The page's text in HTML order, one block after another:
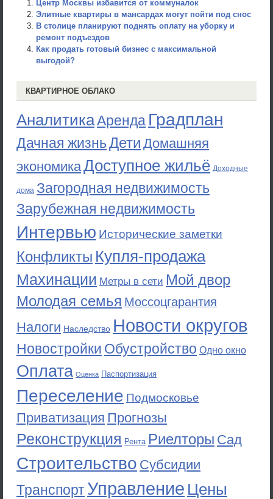
Центр Москвы избавится от коммуналок
Элитные квартиры в мансардах могут пойти под снос
В столице планируют поднять оплату на уборку и
ремонт подъездов
Как продать готовый бизнес с максимальной
выгодой?
КВАРТИРНОЕ ОБЛАКО
АналитикаАренда Градплан
Дачная жизньДети Домашняя
экономикаДоступное жильё Доходные
дома Загородная недвижимость
Зарубежная недвижимость
Интервью Исторические заметки
Конфликты Купля-продажа
Махинации Метры в сети Мой двор
Молодая семья Моссоцгарантия
Налоги Наследство Новости округов
Новостройки Обустройство Одно окно
Оплата Оценка Паспортизация
Переселение Подмосковье
Приватизация Прогнозы
Реконструкция Рента Риелторы Сад
Строительство Субсидии
ТранспортУправление Цены